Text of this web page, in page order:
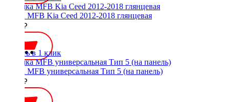
Рамка MFB Kia Ceed 2012-2018 глянцевая
2300 ₽
Купить в 1 клик
Рамка MFB универсальная Тип 5 (на панель)
2400 ₽